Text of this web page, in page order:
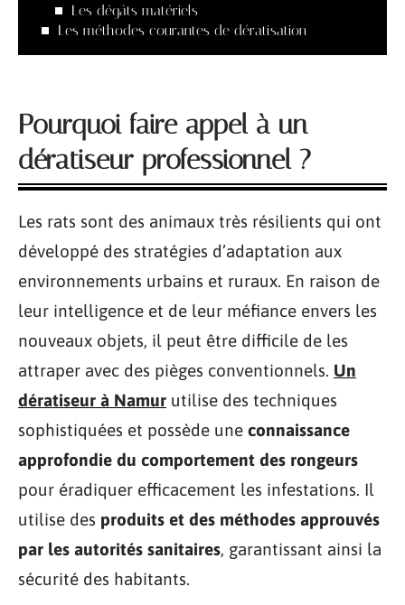
Les dégâts matériels
Les méthodes courantes de dératisation
Pourquoi faire appel à un
dératiseur professionnel ?
Les rats sont des animaux très résilients qui ont
développé des stratégies d’adaptation aux
environnements urbains et ruraux. En raison de
leur intelligence et de leur méfiance envers les
nouveaux objets, il peut être difficile de les
attraper avec des pièges conventionnels. Un
dératiseur à Namur utilise des techniques
sophistiquées et possède une connaissance
approfondie du comportement des rongeurs
pour éradiquer efficacement les infestations. Il
utilise des produits et des méthodes approuvés
par les autorités sanitaires, garantissant ainsi la
sécurité des habitants.